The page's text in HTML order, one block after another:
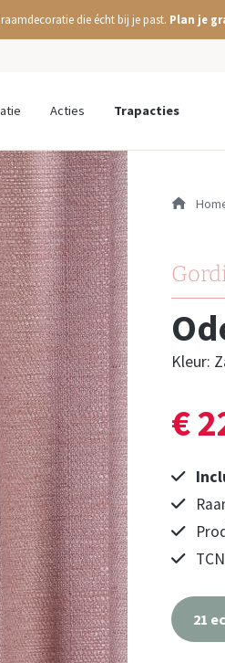
die écht bij je past. Plan je
Acties Trapacties
Kleur:
€
21